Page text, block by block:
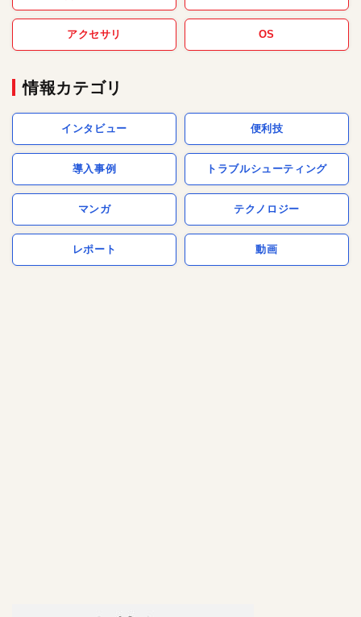
アクセサリ OS
情報カテゴリ
インタビュー 便利技
導入事例 トラブルシューティング
マンガ テクノロジー
レポート 動画